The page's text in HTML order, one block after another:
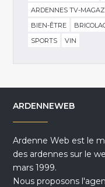
ARDENNES TV-
BIEN-ÊTRE
SPORTS
VIN
ARDENNEWEB
Ardenne Web est le
des ardennes sur le
mars 1999.
Nous proposons